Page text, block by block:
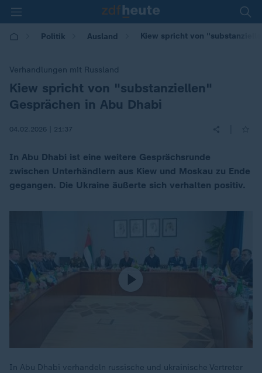
Politik Ausland Kiew spricht von
Verhandlungen mit Russland
:Kiew spricht von "substanziellen"
Gesprächen in Abu Dhabi
04.02.2026 | 21:37
In Abu Dhabi ist eine weitere Gesprächsrunde
zwischen Unterhändlern aus Kiew und Moskau zu Ende
gegangen. Die Ukraine äußerte sich verhalten positiv.
In Abu Dhabi verhandeln russische und ukrainische Vertreter